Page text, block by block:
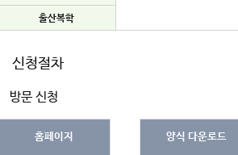
출산복학
신청절차
방문 신청
홈페이지 양식 다운로드